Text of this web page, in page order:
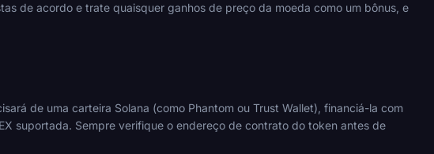
de acordo e trate quaisquer ganhos de preço da moeda como um bônus, e
de uma carteira Solana (como Phantom ou Trust Wallet), financiá-la com
suportada. Sempre verifique o endereço de contrato do token antes de